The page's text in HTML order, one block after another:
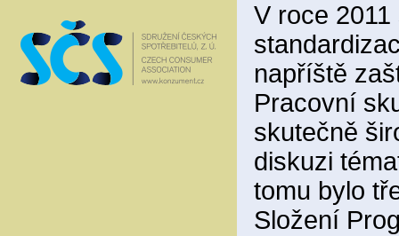
V roce
napříště
Pracovní
skutečně
diskuzi
tomu bylo
Složení